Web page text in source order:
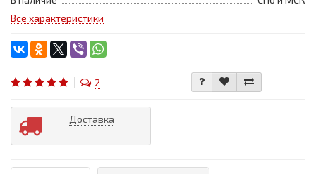
Все характеристики
2
Доставка